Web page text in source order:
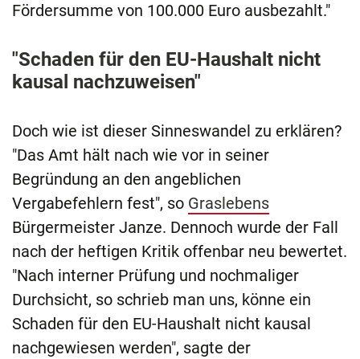
Fördersumme von 100.000 Euro ausbezahlt."
"Schaden für den EU-Haushalt nicht
kausal nachzuweisen"
Doch wie ist dieser Sinneswandel zu erklären?
"Das Amt hält nach wie vor in seiner
Begründung an den angeblichen
Vergabefehlern fest", so Graslebens
Bürgermeister Janze. Dennoch wurde der Fall
nach der heftigen Kritik offenbar neu bewertet.
"Nach interner Prüfung und nochmaliger
Durchsicht, so schrieb man uns, könne ein
Schaden für den EU-Haushalt nicht kausal
nachgewiesen werden", sagte der